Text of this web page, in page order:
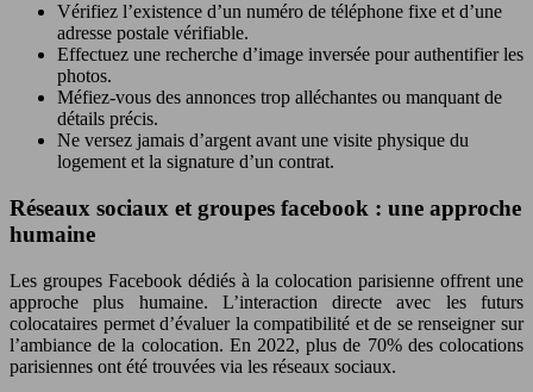
Vérifiez l’existence d’un numéro de téléphone fixe et d’une
adresse postale vérifiable.
Effectuez une recherche d’image inversée pour authentifier les
photos.
Méfiez-vous des annonces trop alléchantes ou manquant de
détails précis.
Ne versez jamais d’argent avant une visite physique du
logement et la signature d’un contrat.
Réseaux sociaux et groupes facebook : une approche
humaine
Les groupes Facebook dédiés à la colocation parisienne offrent une
approche plus humaine. L’interaction directe avec les futurs
colocataires permet d’évaluer la compatibilité et de se renseigner sur
l’ambiance de la colocation. En 2022, plus de 70% des colocations
parisiennes ont été trouvées via les réseaux sociaux.